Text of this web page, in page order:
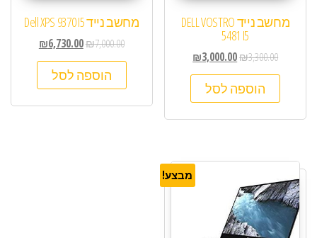
מחשב נייד DELL VOSTRO
5481 I5
₪3,300.00
₪3,000.00
הוספה לסל
מחשב נייד Dell XPS 9370 I5
₪7,000.00
₪6,730.00
הוספה לסל
מבצע!